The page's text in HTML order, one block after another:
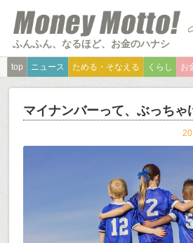
ふんふん、なるほど、お金のハナシ
top ニュース ためる・そなえる くらし お
マイナンバーって、ぶっちゃ